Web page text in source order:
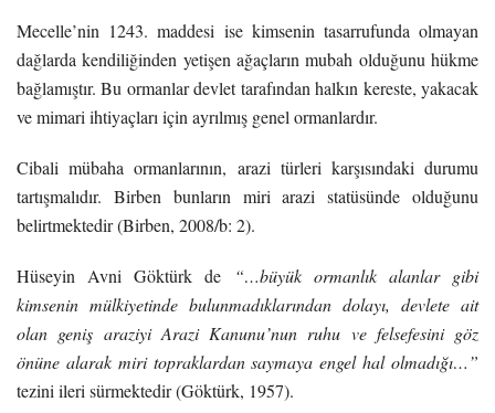
Mecelle’nin 1243. maddesi ise kimsenin tasarrufunda olmayan
dağlarda kendiliğinden yetişen ağaçların mubah olduğunu hükme
bağlamıştır. Bu ormanlar devlet tarafından halkın kereste, yakacak
ve mimari ihtiyaçları için ayrılmış genel ormanlardır.
Cibali mübaha ormanlarının, arazi türleri karşısındaki durumu
tartışmalıdır. Birben bunların miri arazi statüsünde olduğunu
belirtmektedir (Birben, 2008/b: 2).
Hüseyin Avni Göktürk de
“…büyük ormanlık alanlar gibi
kimsenin mülkiyetinde bulunmadıklarından dolayı, devlete ait
olan geniş araziyi Arazi Kanunu’nun ruhu ve felsefesini göz
önüne alarak miri topraklardan saymaya engel hal olmadığı…”
tezini ileri sürmektedir (Göktürk, 1957).